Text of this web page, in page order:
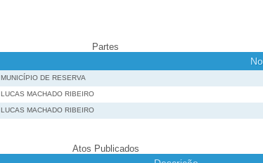
Partes
MUNICÍPIO DE RESERVA
LUCAS MACHADO RIBEIRO
LUCAS MACHADO RIBEIRO
Atos Publicados